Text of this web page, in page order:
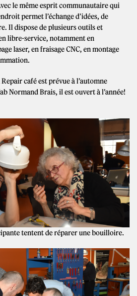
le même esprit communautaire qui
permet l’échange d’idées, de
Il dispose de plusieurs outils et
libre-service, notamment en
laser, en fraisage CNC, en montage
café est prévue à l’automne
Normand Brais, il est ouvert à l’année!
tentent de réparer une bouilloire.